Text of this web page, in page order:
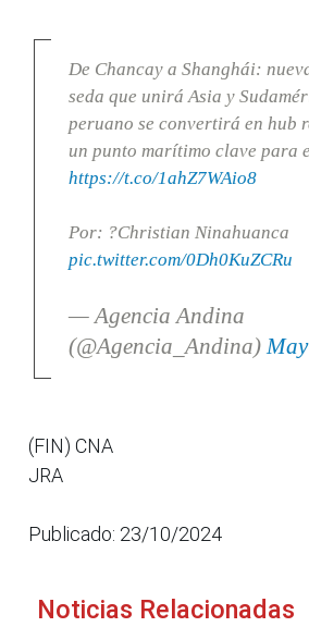
De Chancay a Shanghái:
seda que unirá Asia y
peruano se convertirá en hub
un punto marítimo clave para
https://t.co/1ahZ7WAio8
Por: ?Christian Ninahuanca
pic.twitter.com/0Dh0KuZCRu
— Agencia Andina
(@Agencia_Andina)
(FIN) CNA
JRA
Publicado: 23/10/2024
Noticias Relacionadas